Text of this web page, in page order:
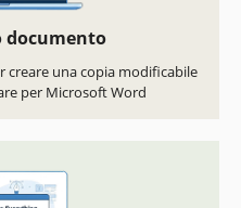
creare una copia modificabile
per Microsoft Word